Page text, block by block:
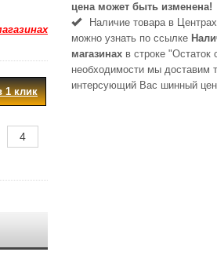
1 клик
цена может быть изменена!
Наличие товара в
можно узнать по ссылке
магазинах в строке "Остаток
необходимости мы доставим
интерсующий Вас шинный